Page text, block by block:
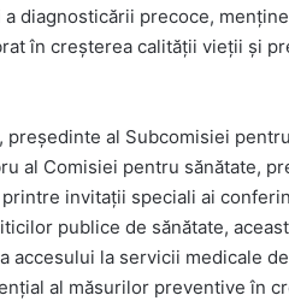
diagnosticării precoce,
în creșterea calității vieții și
președinte al Subcomisiei
al Comisiei pentru sănătate,
invitații speciali ai
publice de sănătate,
accesului la servicii medicale
al măsurilor preventive în